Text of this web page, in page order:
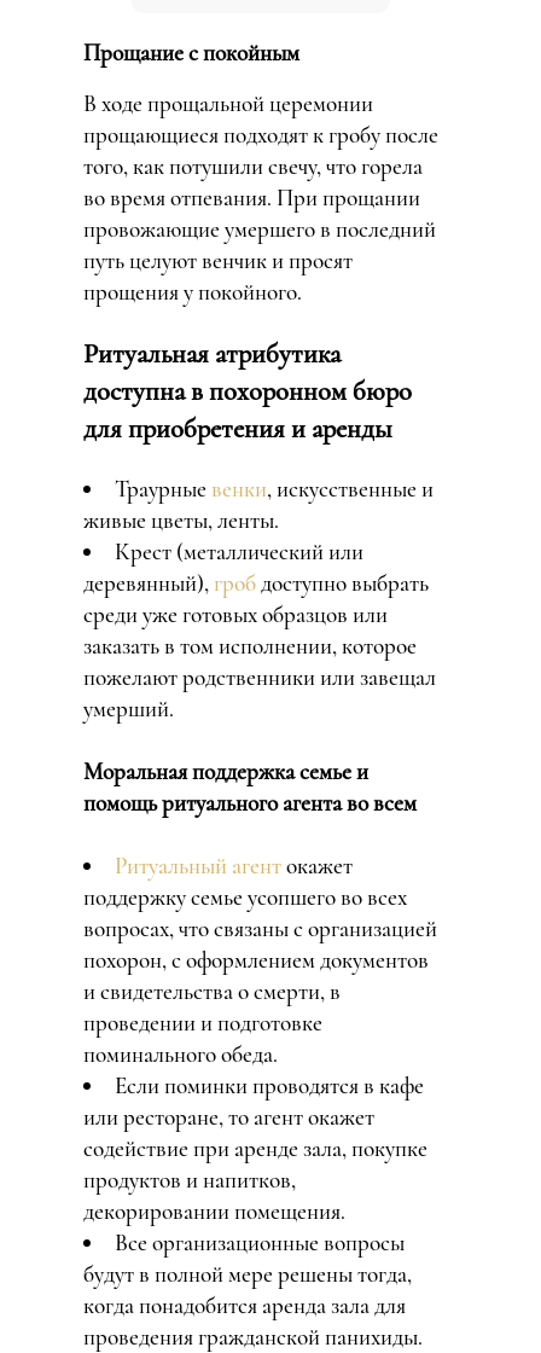
Прощание с покойным
В ходе прощальной церемонии
прощающиеся подходят к гробу после
того, как потушили свечу, что горела
во время отпевания. При прощании
провожающие умершего в последний
путь целуют венчик и просят
прощения у покойного.
Ритуальная атрибутика
доступна в похоронном бюро
для приобретения и аренды
Траурные венки, искусственные и
живые цветы, ленты.
Крест (металлический или
деревянный), гробдоступно выбрать
среди уже готовых образцов или
заказать в том исполнении, которое
пожелают родственники или завещал
умерший.
Моральная поддержка семье и
помощь ритуального агента во всем
Ритуальный агентокажет
поддержку семье усопшего во всех
вопросах, что связаны с организацией
похорон, с оформлением документов
и свидетельства о смерти, в
проведении и подготовке
поминального обеда.
Если поминки проводятся в кафе
или ресторане, то агент окажет
содействие при аренде зала, покупке
продуктов и напитков,
декорировании помещения.
Все организационные вопросы
будут в полной мере решены тогда,
когда понадобится аренда зала для
проведения гражданской панихиды.